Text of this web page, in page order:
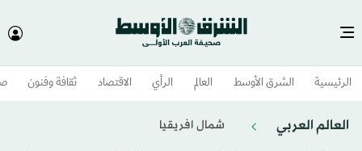
الرئيسية الشرق الأوسط​ العالم الرأي الاقتصاد ثقافة وفنون
العالم العربي شمال افريقيا